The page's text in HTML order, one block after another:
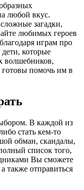
любой вкус.
загадки,
любимых героев
играм про
которые
волшебников,
готовы помочь им в
В каждой из
стать кем-то
обман, скандалы,
список того,
Вы сможете
также отправиться